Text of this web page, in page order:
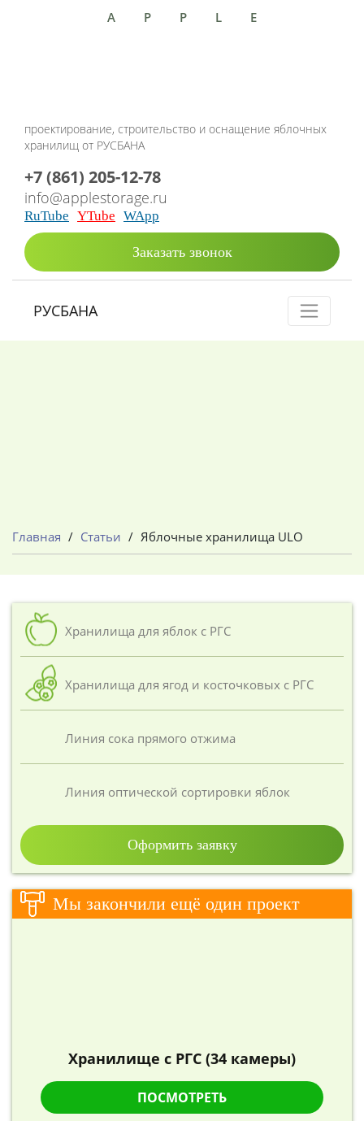
APPLE
проектирование, строительство и оснащение яблочных
хранилищ от РУСБАНА
+7 (861) 205-12-78
info@applestorage.ru
RuTube YTube WApp
Заказать звонок
РУСБАНА
Главная / Статьи / Яблочные хранилища ULO
Хранилища для яблок с РГС
Хранилища для ягод и косточковых с РГС
Линия сока прямого отжима
Линия оптической сортировки яблок
Оформить заявку
Мы закончили ещё один проект
Хранилище с РГС (34 камеры)
ПОСМОТРЕТЬ